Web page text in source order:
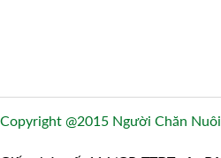
Copyright @2015 Người Chăn Nuôi